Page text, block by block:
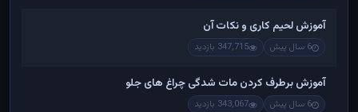
آموزش لحیم کاری و نکات آن
6 سال پیش 347,715 بازدید
آموزش برطرف کردن مات شدگی چراغ های جلو
6 سال پیش 343,067 بازدید